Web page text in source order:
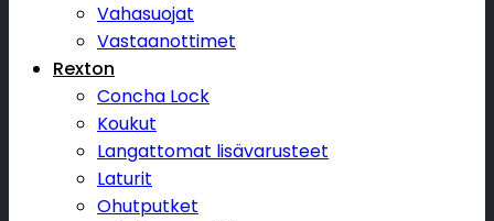
Vahasuojat
Vastaanottimet
Rexton
Concha Lock
Koukut
Langattomat lisävarusteet
Laturit
Ohutputket